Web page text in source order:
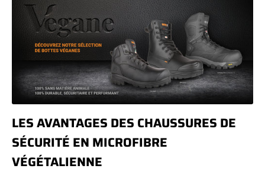
LES AVANTAGES DES CHAUSSURES DE
SÉCURITÉ EN MICROFIBRE
VÉGÉTALIENNE